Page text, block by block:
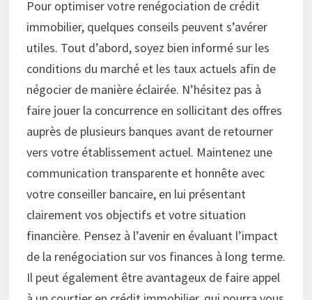
Pour optimiser votre renégociation de crédit
immobilier, quelques conseils peuvent s’avérer
utiles. Tout d’abord, soyez bien informé sur les
conditions du marché et les taux actuels afin de
négocier de manière éclairée. N’hésitez pas à
faire jouer la concurrence en sollicitant des offres
auprès de plusieurs banques avant de retourner
vers votre établissement actuel. Maintenez une
communication transparente et honnête avec
votre conseiller bancaire, en lui présentant
clairement vos objectifs et votre situation
financière. Pensez à l’avenir en évaluant l’impact
de la renégociation sur vos finances à long terme.
Il peut également être avantageux de faire appel